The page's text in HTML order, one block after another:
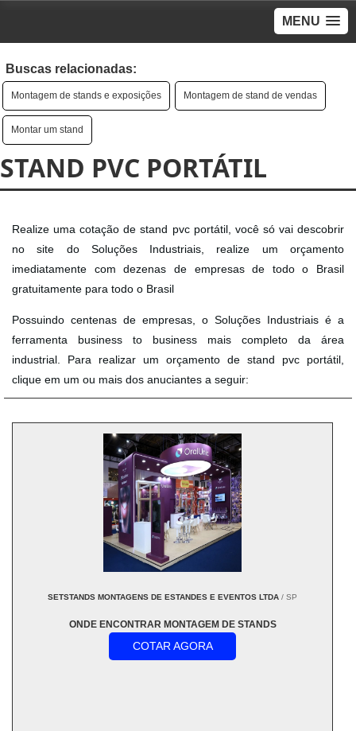
MENU
Buscas relacionadas:
Montagem de stands e exposições Montagem de stand de vendas
Montar um stand
STAND PVC PORTÁTIL
Realize uma cotação de stand pvc portátil, você só vai descobrir
no site do Soluções Industriais, realize um orçamento
imediatamente com dezenas de empresas de todo o Brasil
gratuitamente para todo o Brasil
Possuindo centenas de empresas, o Soluções Industriais é a
ferramenta business to business mais completo da área
industrial. Para realizar um orçamento de stand pvc portátil,
clique em um ou mais dos anuciantes a seguir:
SETSTANDS MONTAGENS DE ESTANDES E EVENTOS LTDA / SP
ONDE ENCONTRAR MONTAGEM DE STANDS
COTAR AGORA